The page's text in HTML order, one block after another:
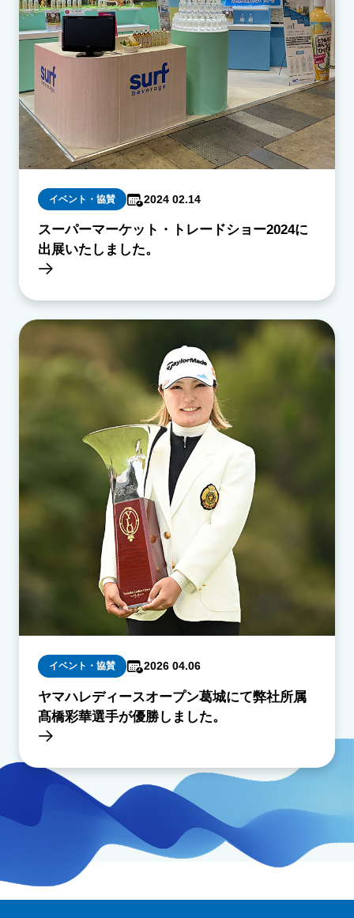
イベント・協賛 2024 02.14
スーパーマーケット・トレードショー2024に
出展いたしました。
イベント・協賛 2026 04.06
ヤマハレディースオープン葛城にて弊社所属
髙橋彩華選手が優勝しました。